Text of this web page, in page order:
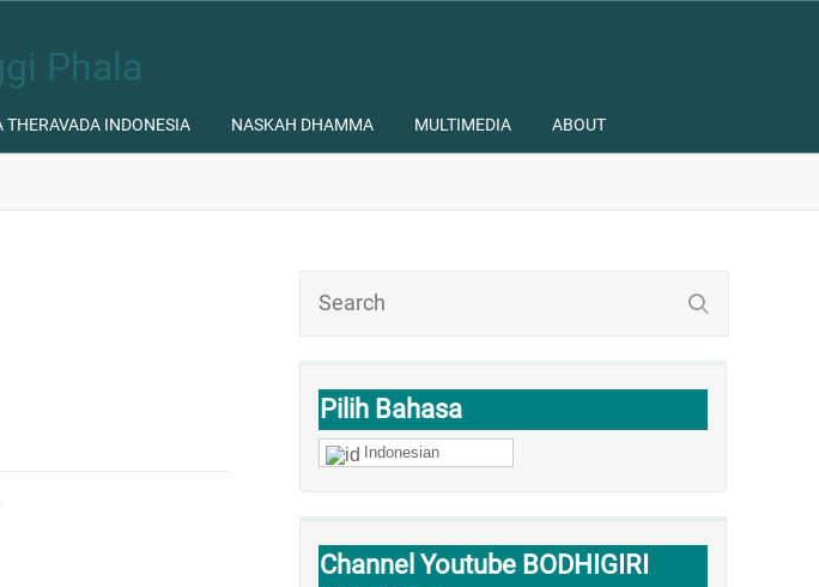
Phala
THERAVADA INDONESIA NASKAH DHAMMA MULTIMEDIA ABOUT
Pilih Bahasa
Indonesian
Channel Youtube BODHIGIRI